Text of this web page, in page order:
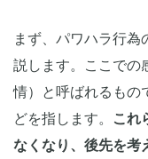
まず、パワハラ行為
説します。ここでの
情）と呼ばれるもの
どを指します。
これ
なくなり、後先を考